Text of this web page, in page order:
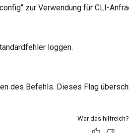
zur Verwendung für CLI-
loggen.
des Befehls. Dieses Flag
War das hilfreich?